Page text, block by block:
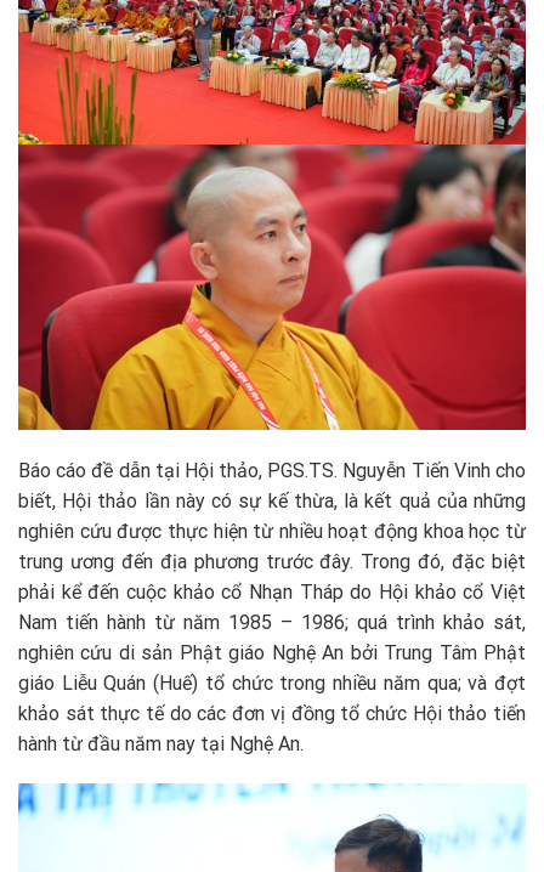
Báo cáo đề dẫn tại Hội thảo, PGS.TS. Nguyễn Tiến Vinh cho
biết, Hội thảo lần này có sự kế thừa, là kết quả của những
nghiên cứu được thực hiện từ nhiều hoạt động khoa học từ
trung ương đến địa phương trước đây. Trong đó, đặc biệt
phải kể đến cuộc khảo cổ Nhạn Tháp do Hội khảo cổ Việt
Nam tiến hành từ năm 1985 – 1986; quá trình khảo sát,
nghiên cứu di sản Phật giáo Nghệ An bởi Trung Tâm Phật
giáo Liễu Quán (Huế) tổ chức trong nhiều năm qua; và đợt
khảo sát thực tế do các đơn vị đồng tổ chức Hội thảo tiến
hành từ đầu năm nay tại Nghệ An.